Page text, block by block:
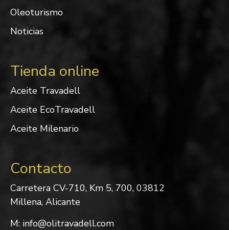
Oleoturismo
Noticias
Tienda online
Aceite Travadell
Aceite EcoTravadell
Aceite Milenario
Contacto
Carretera CV-710, Km 5, 700, 03812
Millena, Alicante
M: info@olitravadell.com